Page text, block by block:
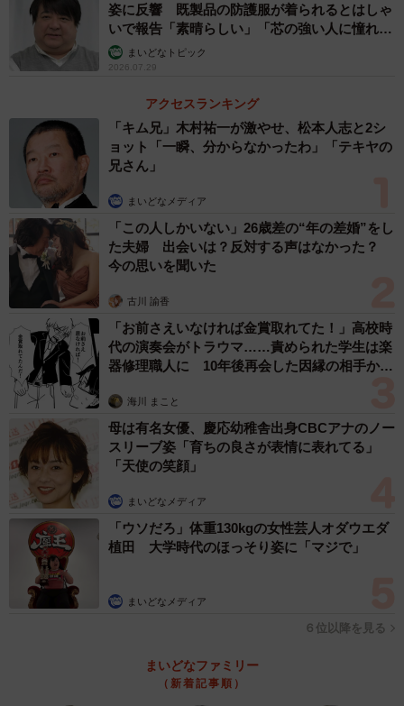
2/5
カットについてどのようにオーダーしていたかを聞いている様子／仲道
「フランスではお任せできる人に出会うのが大変」と悩み
を明かす女性に、仲道さんが今回のスタイルで最も意識し
たのは、顔まわりのデザインだといいます。前髪だけを切
り込むのではなく、こめかみから頬にかけて自然につなが
る毛流れを整えることで、顔まわりに立体感が生まれ、表
情が明るく見える仕上がりになりました。
「顔まわりはレイヤーカットです。前髪からサイドバン
グ、顔まわりのレイヤーにかけて流れるようにカットする
ことで、華やかかつ、小顔効果に導きます」
姿に反響 既製品の防護服が着られるとはしゃ
いで報告「素晴らしい」「芯の強い人に憧れま
す」まいどなトピック
2026.07.29
アクセスランキング
「キム兄」木村祐一が激やせ、松本人志と2シ
ョット「一瞬、分からなかったわ」「テキヤの
兄さん」
まいどなメディア
「この人しかいない」26歳差の“年の差婚”をし
た夫婦 出会いは？反対する声はなかった？
今の思いを聞いた
古川 諭香
「お前さえいなければ金賞取れてた！」高校時
代の演奏会がトラウマ……責められた学生は楽
器修理職人に 10年後再会した因縁の相手から
海川 まこと
母は有名女優、慶応幼稚舎出身CBCアナのノー
スリーブ姿「育ちの良さが表情に表れてる」
「天使の笑顔」
まいどなメディア
「ウソだろ」体重130kgの女性芸人オダウエダ
植田 大学時代のほっそり姿に「マジで」
まいどなメディア
６位以降を見る
まいどなファミリー
（新着記事順）